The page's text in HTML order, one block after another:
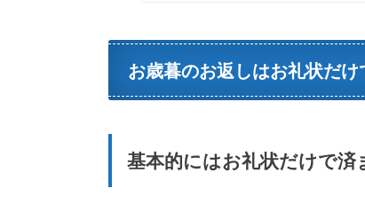
お歳暮のお返しはお礼状だけ
基本的にはお礼状だけで済